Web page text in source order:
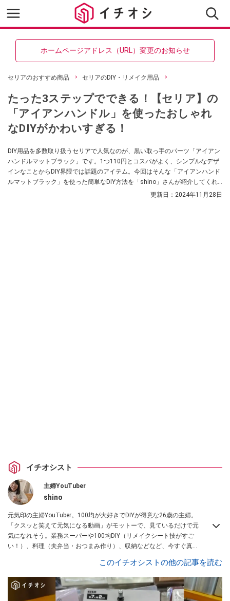
ホームページアドレス（URL）変更のお知らせ
セリアのおすすめ商品 セリアのDIY・リメイク用品
たった3ステップでできる！【セリア】の
「アイアンハンドル」を使ったおしゃれ
なDIYがかわいすぎる！
DIY用品を多数取り扱うセリアで人気なのが、黒い取っ手のパーツ「アイアン
ハンドルマットブラック」です。1つ110円とコスパがよく、シンプルなデザ
インなことからDIY界隈では話題のアイテム。今回はそんな「アイアンハンド
ルマットブラック」を使った簡単なDIY方法を「shino」さんが紹介してくれ
更新日： 2024年11月28日
イチオシスト
主婦YouTuber
shino
元気印の主婦YouTuber。100均が大好きでDIYが得意な26歳の主婦。
「クスッと笑えて元気になる動画」がモットーで、見ているだけで元
気になれそう。業務スーパーや100均DIY（リメイクシート技がすご
い！）、料理（夫弁当・おつまみ作り）、収納などなど、今すぐ真似
このイチオシストの他の記事を読む